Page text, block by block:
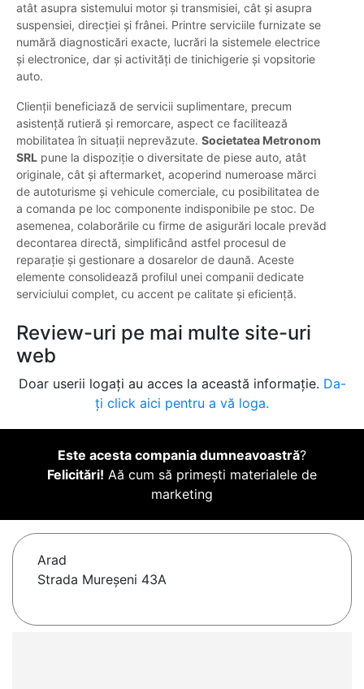
atât asupra sistemului motor și transmisiei, cât și asupra
suspensiei, direcției și frânei. Printre serviciile furnizate se
numără diagnosticări exacte, lucrări la sistemele electrice
și electronice, dar și activități de tinichigerie și vopsitorie
auto.
Clienții beneficiază de servicii suplimentare, precum
asistență rutieră și remorcare, aspect ce facilitează
mobilitatea în situații neprevăzute. Societatea Metronom
SRL pune la dispoziție o diversitate de piese auto, atât
originale, cât și aftermarket, acoperind numeroase mărci
de autoturisme și vehicule comerciale, cu posibilitatea de
a comanda pe loc componente indisponibile pe stoc. De
asemenea, colaborările cu firme de asigurări locale prevăd
decontarea directă, simplificând astfel procesul de
reparație și gestionare a dosarelor de daună. Aceste
elemente consolidează profilul unei companii dedicate
serviciului complet, cu accent pe calitate și eficiență.
Review-uri pe mai multe site-uri
web
Doar userii logați au acces la această informație. Da-
ți click aici pentru a vă loga.
Este acesta compania dumneavoastră?
Felicitări! Aă cum să primești materialele de
marketing
Arad
Strada Mureșeni 43A